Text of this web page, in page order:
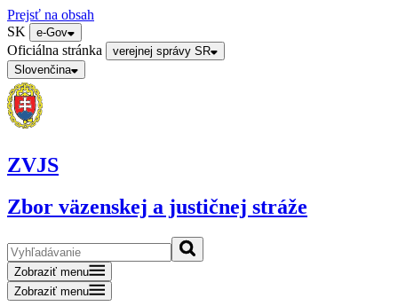
Prejsť na obsah
SK
e-Gov
Oficiálna stránka
verejnej správy SR
Slovenčina
ZVJS
Zbor väzenskej a justičnej stráže
Zobraziť menu
Zobraziť menu